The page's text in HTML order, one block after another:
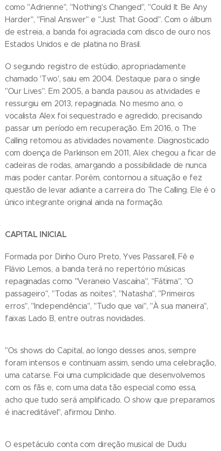
como "Adrienne", "Nothing's Changed", "Could It Be Any
Harder", "Final Answer" e "Just That Good". Com o álbum
de estreia, a banda foi agraciada com disco de ouro nos
Estados Unidos e de platina no Brasil.
O segundo registro de estúdio, apropriadamente
chamado 'Two', saiu em 2004. Destaque para o single
"Our Lives". Em 2005, a banda pausou as atividades e
ressurgiu em 2013, repaginada. No mesmo ano, o
vocalista Alex foi sequestrado e agredido, precisando
passar um período em recuperação. Em 2016, o The
Calling retomou as atividades novamente. Diagnosticado
com doença de Parkinson em 2011, Alex chegou a ficar de
cadeiras de rodas, amargando a possibilidade de nunca
mais poder cantar. Porém, contornou a situação e fez
questão de levar adiante a carreira do The Calling. Ele é o
único integrante original ainda na formação.
CAPITAL INICIAL
Formada por Dinho Ouro Preto, Yves Passarell, Fê e
Flávio Lemos, a banda terá no repertório músicas
repaginadas como "Veraneio Vascaína", "Fátima", "O
passageiro", "Todas as noites", "Natasha", "Primeiros
erros", "Independência", "Tudo que vai", "À sua maneira",
faixas Lado B, entre outras novidades.
"Os shows do Capital, ao longo desses anos, sempre
foram intensos e continuam assim, sendo uma celebração,
uma catarse. Foi uma cumplicidade que desenvolvemos
com os fãs e, com uma data tão especial como essa,
acho que tudo será amplificado. O show que preparamos
é inacreditável", afirmou Dinho.
O espetáculo conta com direção musical de Dudu